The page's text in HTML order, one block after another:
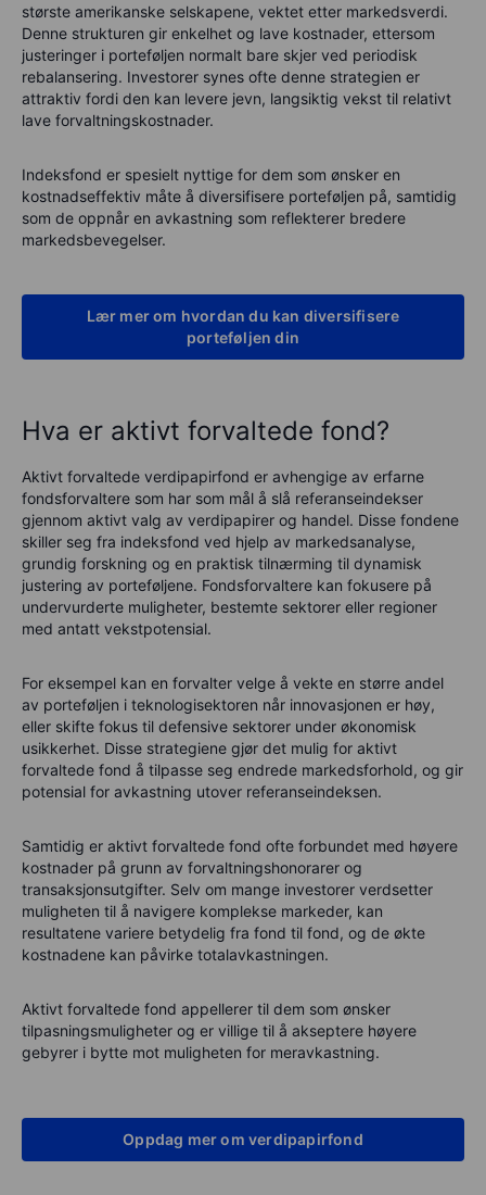
største amerikanske selskapene, vektet etter markedsverdi.
Denne strukturen gir enkelhet og lave kostnader, ettersom
justeringer i porteføljen normalt bare skjer ved periodisk
rebalansering. Investorer synes ofte denne strategien er
attraktiv fordi den kan levere jevn, langsiktig vekst til relativt
lave forvaltningskostnader.
Indeksfond er spesielt nyttige for dem som ønsker en
kostnadseffektiv måte å diversifisere porteføljen på, samtidig
som de oppnår en avkastning som reflekterer bredere
markedsbevegelser.
Lær mer om hvordan du kan diversifisere
porteføljen din
Hva er aktivt forvaltede fond?
Aktivt forvaltede verdipapirfond er avhengige av erfarne
fondsforvaltere som har som mål å slå referanseindekser
gjennom aktivt valg av verdipapirer og handel. Disse fondene
skiller seg fra indeksfond ved hjelp av markedsanalyse,
grundig forskning og en praktisk tilnærming til dynamisk
justering av porteføljene. Fondsforvaltere kan fokusere på
undervurderte muligheter, bestemte sektorer eller regioner
med antatt vekstpotensial.
For eksempel kan en forvalter velge å vekte en større andel
av porteføljen i teknologisektoren når innovasjonen er høy,
eller skifte fokus til defensive sektorer under økonomisk
usikkerhet. Disse strategiene gjør det mulig for aktivt
forvaltede fond å tilpasse seg endrede markedsforhold, og gir
potensial for avkastning utover referanseindeksen.
Samtidig er aktivt forvaltede fond ofte forbundet med høyere
kostnader på grunn av forvaltningshonorarer og
transaksjonsutgifter. Selv om mange investorer verdsetter
muligheten til å navigere komplekse markeder, kan
resultatene variere betydelig fra fond til fond, og de økte
kostnadene kan påvirke totalavkastningen.
Aktivt forvaltede fond appellerer til dem som ønsker
tilpasningsmuligheter og er villige til å akseptere høyere
gebyrer i bytte mot muligheten for meravkastning.
Oppdag mer om verdipapirfond